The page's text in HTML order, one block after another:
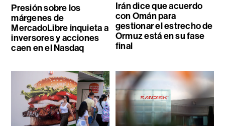
Presión sobre los
márgenes de
MercadoLibre inquieta a
inversores y acciones
caen en el Nasdaq
Irán dice que acuerdo
con Omán para
gestionar el estrecho de
Ormuz está en su fase
final